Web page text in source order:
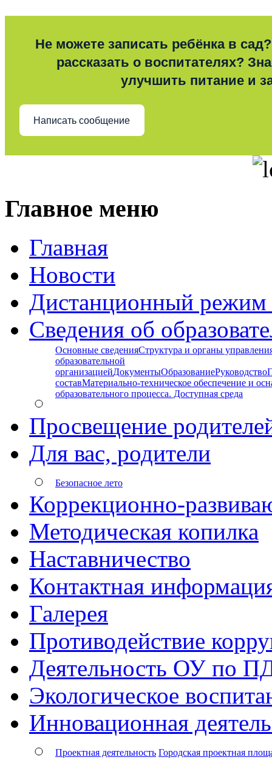
Не можете записать ребёнка в
рассказать о воспитателях?
улучшить питание и
Написать сообщение
Главное меню
Главная
Новости
Дистанционный режим
Сведения об
Основные сведенияСтруктура и органы
образовательной
организациейДокументыОбразованиеРуководство
составМатериально-техническое обеспечение и
образовательного процесса. Доступная среда
Просвещение
Для вас, родители
Безопасное лето
Коррекционно-
Методическая копилка
Наставничество
Контактная
Галерея
Противодействие
Деятельность ОУ по
Экологическое
Инновационная
Проектная деятельность Городская проектная